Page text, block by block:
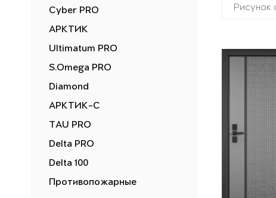
Cyber PRO
АРКТИК
Ultimatum PRO
S.Omega PRO
Diamond
АРКТИК-С
TAU PRO
Delta PRO
Delta 100
Противопожарные
Рисунок